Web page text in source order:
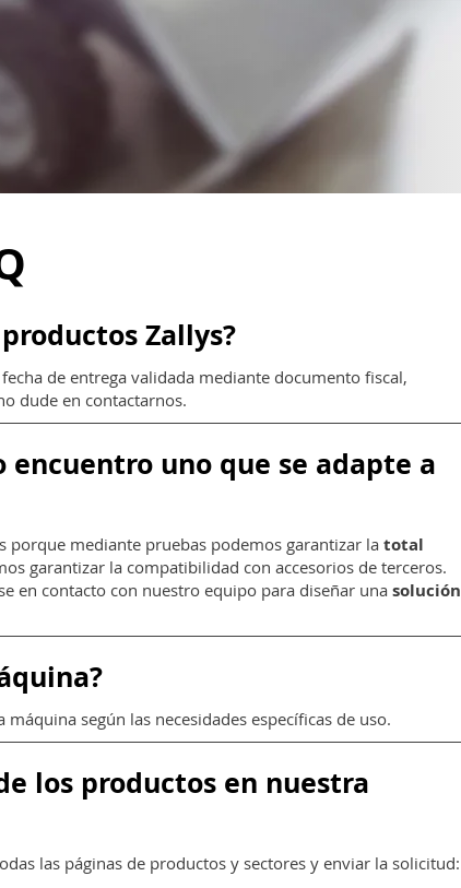
Zallys?
de entrega validada mediante documento fiscal,
dude en contactarnos.
encuentro uno que se adapte a
porque mediante pruebas podemos garantizar la total
garantizar la compatibilidad con accesorios de terceros.
en contacto con nuestro equipo para diseñar una solución
según las necesidades específicas de uso.
los productos en nuestra
las páginas de productos y sectores y enviar la solicitud: